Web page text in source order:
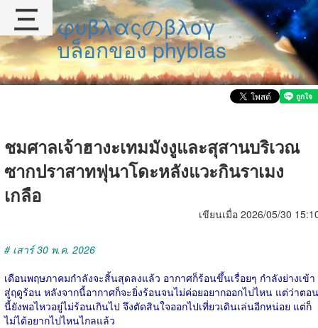
φυβλαςのβλογ
บล็อกของ phyblas
ชมศาลเจ้าฮางะเทมมังงูและสุสานบริเวณ
ซากปราสาทฟุนาโดะหลังแวะกินราเมง
เกลือ
เขียนเมื่อ 2026/05/30
# เสาร์ 30 พ.ค. 2026
เดือนพฤษภาคมกำลังจะสิ้นสุดลงแล้ว อากาศก็ร้อนขึ้นเรื่อยๆ กำลังย่างเข้า
สู่ฤดูร้อน หลังจากนี้อากาศก็จะยิ่งร้อนจนไม่ค่อยอยากออกไปไหน แต่ว่าตอน
นี้ยังพอไหวอยู่ไม่ร้อนเกินไป จึงตัดสินใจออกไปเที่ยวเดินเล่นอีกหน่อย แต่ก็
ไม่ได้อยากไปไหนไกลแล้ว
三